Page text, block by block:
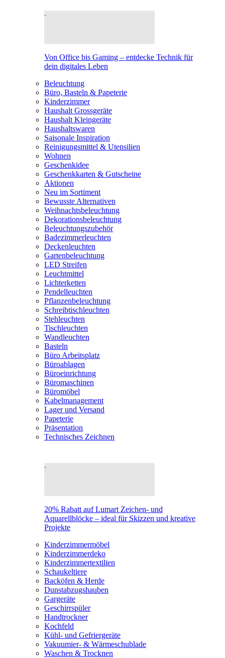
Von Office bis Gaming – entdecke Technik für
dein digitales Leben
Beleuchtung
Büro, Basteln & Papeterie
Kinderzimmer
Haushalt Grossgeräte
Haushalt Kleingeräte
Haushaltswaren
Saisonale Inspiration
Reinigungsmittel & Utensilien
Wohnen
Geschenkidee
Geschenkkarten & Gutscheine
Aktionen
Neu im Sortiment
Bewusste Alternativen
Weihnachtsbeleuchtung
Dekorationsbeleuchtung
Beleuchtungszubehör
Badezimmerleuchten
Deckenleuchten
Gartenbeleuchtung
LED Streifen
Leuchtmittel
Lichterketten
Pendelleuchten
Pflanzenbeleuchtung
Schreibtischleuchten
Stehleuchten
Tischleuchten
Wandleuchten
Basteln
Büro Arbeitsplatz
Büroablagen
Büroeinrichtung
Büromaschinen
Büromöbel
Kabelmanagement
Lager und Versand
Papeterie
Präsentation
Technisches Zeichnen
20% Rabatt auf Lumart Zeichen- und
Aquarellblöcke – ideal für Skizzen und kreative
Projekte
Kinderzimmermöbel
Kinderzimmerdeko
Kinderzimmertextilien
Schaukeltiere
Backöfen & Herde
Dunstabzugshauben
Gargeräte
Geschirrspüler
Handtrockner
Kochfeld
Kühl- und Gefriergeräte
Vakuumier- & Wärmeschublade
Waschen & Trocknen